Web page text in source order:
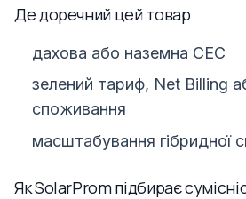
Де доречний цей товар
дахова або наземна СЕС
зелений тариф, Net Billing
споживання
масштабування гібридної
Як SolarProm підбирає